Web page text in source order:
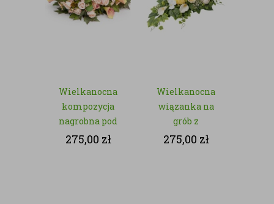
Wielkanocna
kompozycja
nagrobna pod
znicz z
275,00 zł
Wielkanocna
wiązanka na
grób z
zajączkiem –
275,00 zł